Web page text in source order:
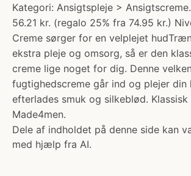
Kategori: Ansigtspleje >
56.21 kr. (regalo 25% fra 74.95 kr.)
Creme sørger for en velplejet
ekstra pleje og omsorg, så er den
creme lige noget for dig. Denne
fugtighedscreme går ind og plejer din
efterlades smuk og silkeblød.
Made4men.
Dele af indholdet på denne side kan
med hjælp fra AI.